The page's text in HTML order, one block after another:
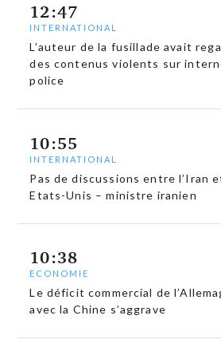
12:47
INTERNATIONAL
L’auteur de la fusillade avait
des contenus violents sur
police
10:55
INTERNATIONAL
Pas de discussions entre l’Iran
Etats-Unis – ministre iranien
10:38
ECONOMIE
Le déficit commercial de
avec la Chine s’aggrave